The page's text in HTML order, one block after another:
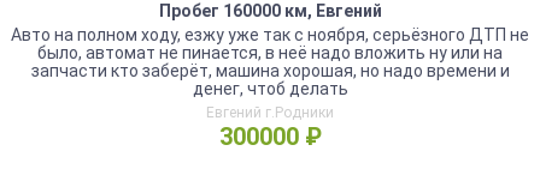
Пробег 160000 км, Евгений
Авто на полном ходу, езжу уже так с ноября, серьёзного ДТП не
было, автомат не пинается, в неё надо вложить ну или на
запчасти кто заберёт, машина хорошая, но надо времени и
денег, чтоб делать
Евгений г.Родники
300000 ₽